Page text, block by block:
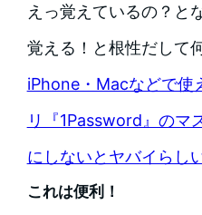
えっ覚えているの？と
覚える！と根性だして
iPhone・Macなどで使
リ『1Password』のマ
にしないとヤバイらし
これは便利！